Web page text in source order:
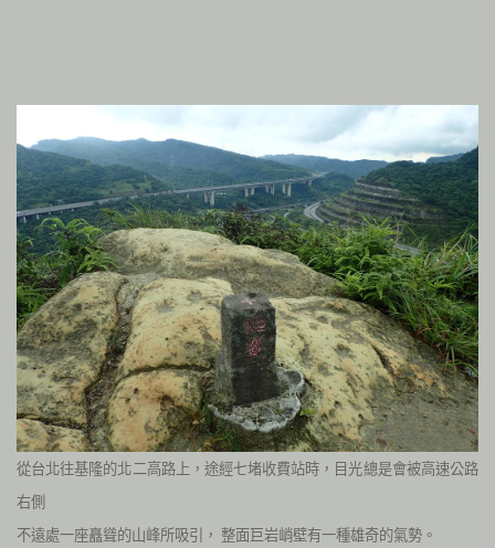
從台北往基隆的北二高路上，途經七堵收費站時，目光總是會被高速公路
右側
不遠處一座矗聳的山峰所吸引， 整面巨岩峭壁有一種雄奇的氣勢。